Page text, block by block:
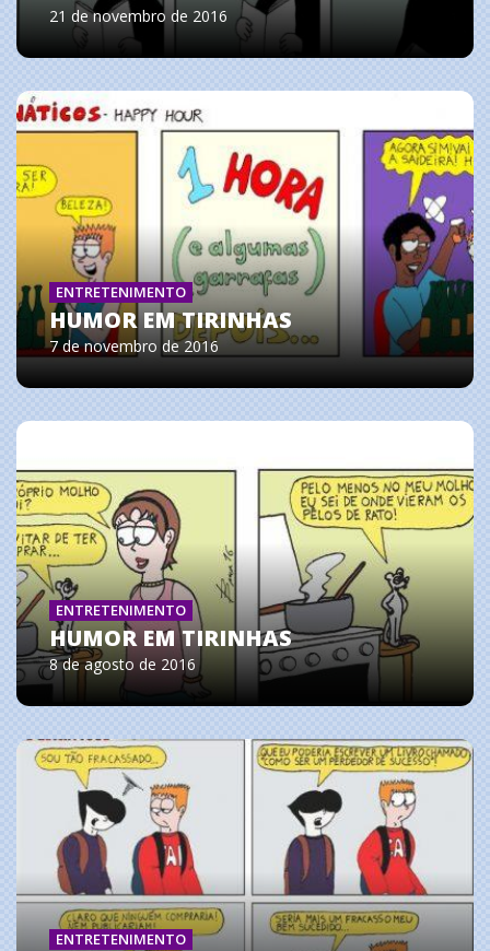
21 de novembro de 2016
ENTRETENIMENTO
HUMOR EM TIRINHAS
7 de novembro de 2016
ENTRETENIMENTO
HUMOR EM TIRINHAS
8 de agosto de 2016
ENTRETENIMENTO